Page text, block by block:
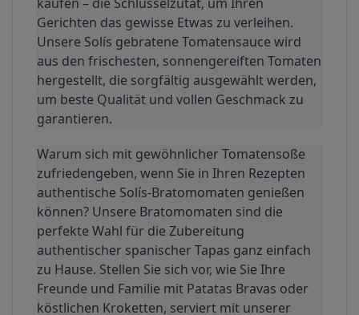
Gerichten das gewisse Etwas zu verleihen.
Unsere Solís gebratene Tomatensauce wird
aus den frischesten, sonnengereiften Tomaten
hergestellt, die sorgfältig ausgewählt werden,
um beste Qualität und vollen Geschmack zu
garantieren.
Warum sich mit gewöhnlicher Tomatensoße
zufriedengeben, wenn Sie in Ihren Rezepten
authentische Solís-Bratomomaten genießen
können? Unsere Bratomomaten sind die
perfekte Wahl für die Zubereitung
authentischer spanischer Tapas ganz einfach
zu Hause. Stellen Sie sich vor, wie Sie Ihre
Freunde und Familie mit Patatas Bravas oder
köstlichen Kroketten, serviert mit unserer